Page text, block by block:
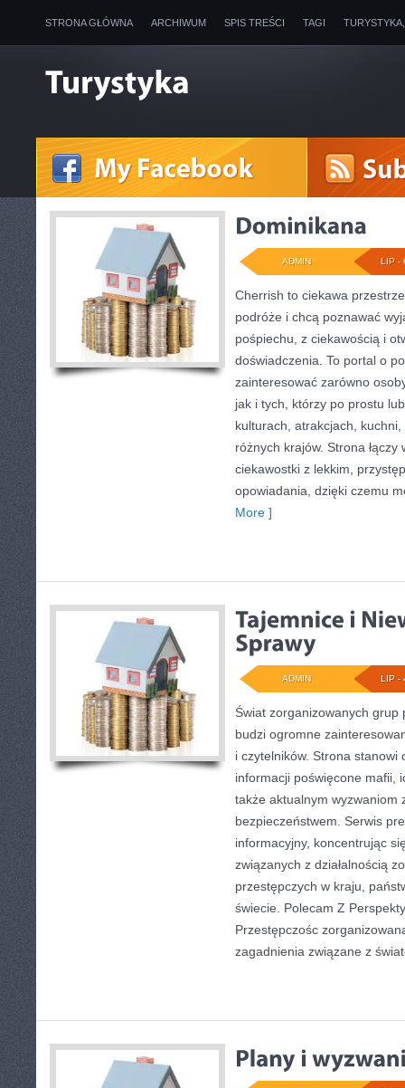
STRONA GŁÓWNA ARCHIWUM SPIS TREŚCI TAGI
LIP -
ADMIN
Cherrish to ciekawa
podróże i chcą poznawać
pośpiechu, z ciekawością i
doświadczenia. To portal o
zainteresować zarówno
jak i tych, którzy po prostu
kulturach, atrakcjach,
różnych krajów. Strona
ciekawostki z lekkim,
opowiadania, dzięki czemu
More ]
LIP -
ADMIN
Świat zorganizowanych grup
budzi ogromne
i czytelników. Strona stanowi
informacji poświęcone mafii,
także aktualnym wyzwaniom
bezpieczeństwem. Serwis
informacyjny, koncentrując
związanych z działalnością
przestępczych w kraju,
świecie. Polecam Z
Przestępczośc
zagadnienia związane z